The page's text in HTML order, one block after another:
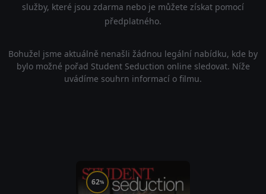
služby, které jsou zdarma nebo je můžete získat pomocí
předplatného.
Bohužel jsme aktuálně nenašli žádnou legální nabídku, kde by
bylo možné pořad Student Seduction online sledovat. Níže
uvádíme souhrn informací o filmu.
62%